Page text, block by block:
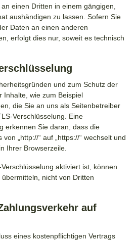
einen Dritten in einem gängigen,
aushändigen zu lassen. Sofern Sie
Daten an einen anderen
erfolgt dies nur, soweit es technisch
und zum Schutz der
Inhalte, wie zum Beispiel
die Sie an uns als Seitenbetreiber
Verschlüsselung. Eine
erkennen Sie daran, dass die
„http://“ auf „https://“ wechselt und
Ihrer Browserzeile.
aktiviert ist, können
nicht von Dritten
auf
eines kostenpflichtigen Vertrags